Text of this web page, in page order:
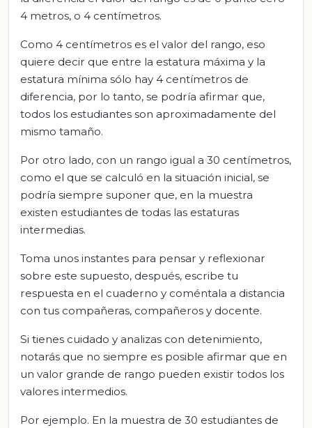
4 metros, o 4 centímetros.
Como 4 centímetros es el valor del rango, eso
quiere decir que entre la estatura máxima y la
estatura mínima sólo hay 4 centímetros de
diferencia, por lo tanto, se podría afirmar que,
todos los estudiantes son aproximadamente del
mismo tamaño.
Por otro lado, con un rango igual a 30 centímetros,
como el que se calculó en la situación inicial, se
podría siempre suponer que, en la muestra
existen estudiantes de todas las estaturas
intermedias.
Toma unos instantes para pensar y reflexionar
sobre este supuesto, después, escribe tu
respuesta en el cuaderno y coméntala a distancia
con tus compañeras, compañeros y docente.
Si tienes cuidado y analizas con detenimiento,
notarás que no siempre es posible afirmar que en
un valor grande de rango pueden existir todos los
valores intermedios.
Por ejemplo. En la muestra de 30 estudiantes de